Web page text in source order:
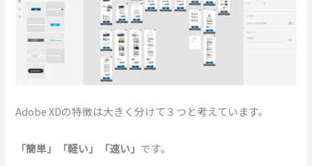
Adobe XDの特徴は大きく分けて３つと考えています。
「簡単」「軽い」「速い」 です。